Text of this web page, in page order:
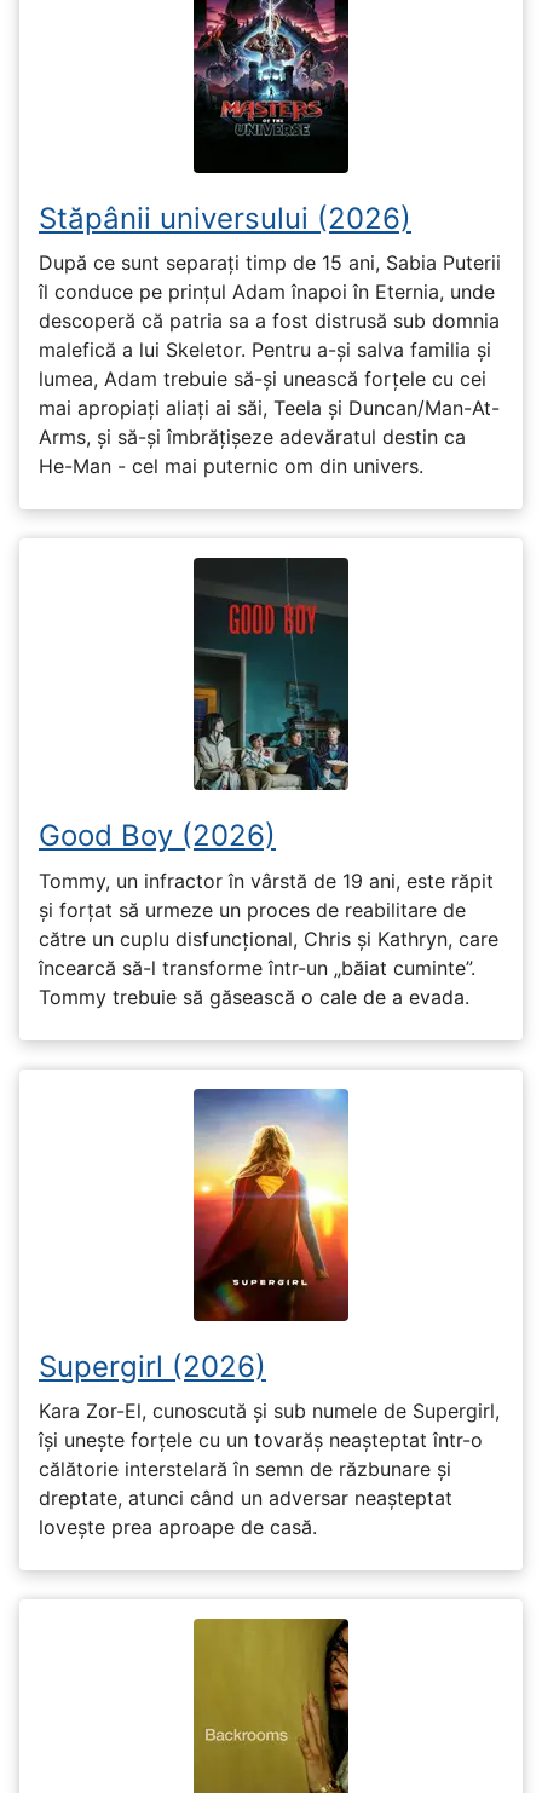
Stăpânii universului (2026)
După ce sunt separați timp de 15 ani, Sabia Puterii
îl conduce pe prințul Adam înapoi în Eternia, unde
descoperă că patria sa a fost distrusă sub domnia
malefică a lui Skeletor. Pentru a-și salva familia și
lumea, Adam trebuie să-și unească forțele cu cei
mai apropiați aliați ai săi, Teela și Duncan/Man-At-
Arms, și să-și îmbrățișeze adevăratul destin ca
He-Man - cel mai puternic om din univers.
Good Boy (2026)
Tommy, un infractor în vârstă de 19 ani, este răpit
și forțat să urmeze un proces de reabilitare de
către un cuplu disfuncțional, Chris și Kathryn, care
încearcă să-l transforme într-un „băiat cuminte”.
Tommy trebuie să găsească o cale de a evada.
Supergirl (2026)
Kara Zor-El, cunoscută și sub numele de Supergirl,
își unește forțele cu un tovarăș neașteptat într-o
călătorie interstelară în semn de răzbunare și
dreptate, atunci când un adversar neașteptat
lovește prea aproape de casă.